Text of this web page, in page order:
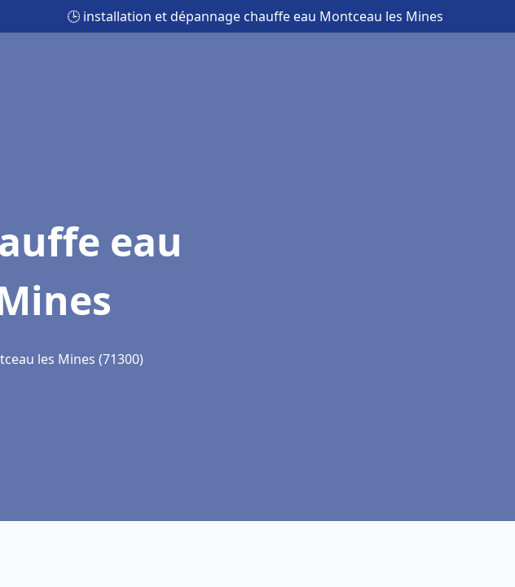
🕒 installation et dépannage chauffe eau Montceau les Mines
eau
les Mines (71300)